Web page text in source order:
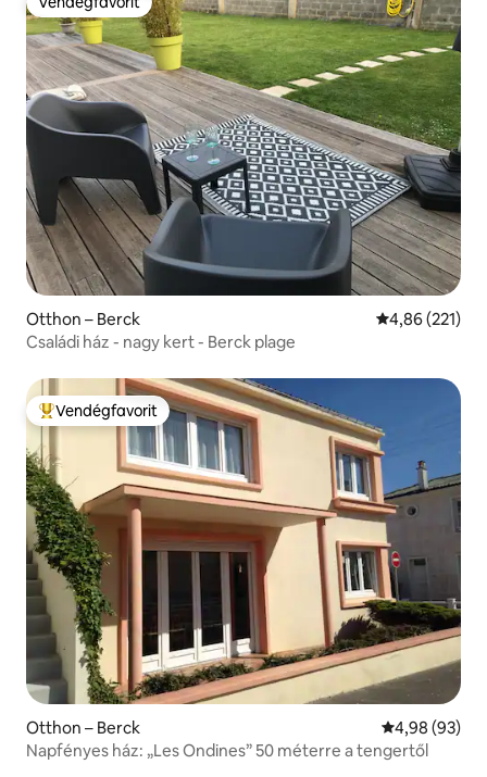
Vendégfavorit
Otthon – Berck Átlagos
4,86 (221)
Családi ház - nagy kert - Berck plage
Kiemelt vendégfavorit
Vendégfavorit
Otthon – Berck Átlagos
4,98 (93)
Napfényes ház: „Les Ondines” 50 méterre a tengertől